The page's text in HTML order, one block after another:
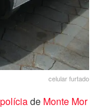
celular furtado
políciade Monte Mor